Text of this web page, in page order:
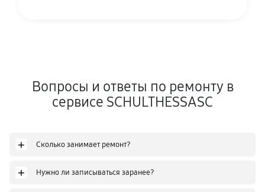
Вопросы и ответы по ремонту в
сервисе SCHULTHESSASC
+ Сколько занимает ремонт?
+ Нужно ли записываться заранее?